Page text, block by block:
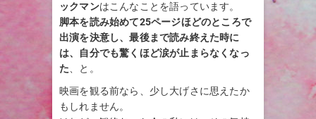
ックマンはこんなことを語っています。
脚本を読み始めて25ページほどのところで
出演を決意し、最後まで読み終えた時に
は、自分でも驚くほど涙が止まらなくなっ
た、と。
映画を観る前なら、少し大げさに思えたか
もしれません。